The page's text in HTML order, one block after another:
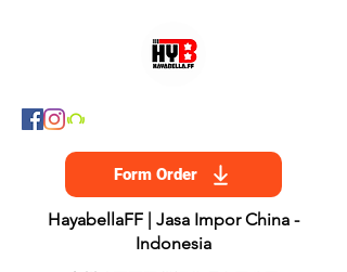
Form Order
HayabellaFF | Jasa Impor China -
Indonesia